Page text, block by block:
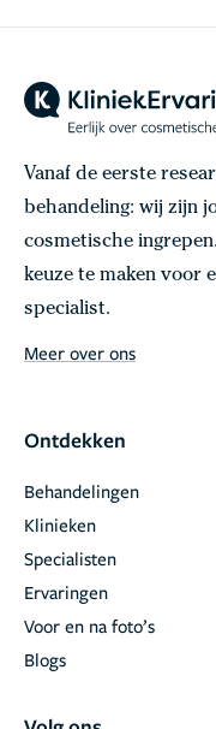
Vanaf de eerste
behandeling: wij zijn
cosmetische
keuze te maken voor
specialist.
Meer over ons
Ontdekken
Behandelingen
Klinieken
Specialisten
Ervaringen
Voor en na foto’s
Blogs